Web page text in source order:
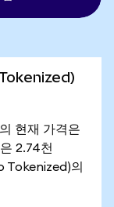
현재 가격은
2.74천
Tokenized)의